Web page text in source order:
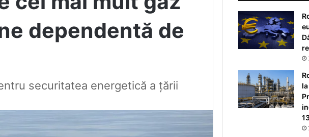
dependentă de
securitatea energetică a țării